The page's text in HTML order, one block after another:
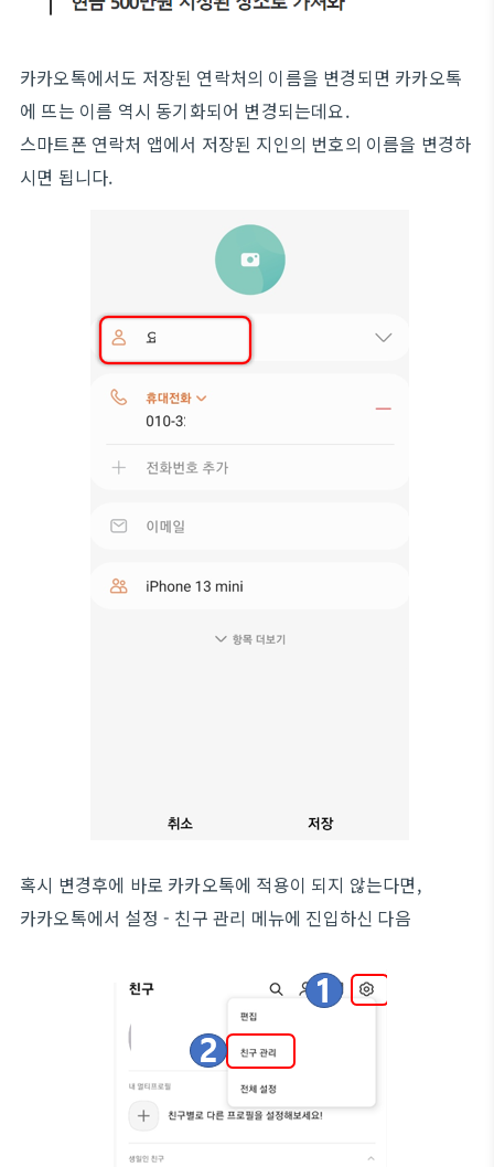
카카오톡에서도 저장된 연락처의 이름을 변경되면 카카오톡
에 뜨는 이름 역시 동기화되어 변경되는데요.
스마트폰 연락처 앱에서 저장된 지인의 번호의 이름을 변경하
시면 됩니다.
혹시 변경후에 바로 카카오톡에 적용이 되지 않는다면,
카카오톡에서 설정 - 친구 관리 메뉴에 진입하신 다음